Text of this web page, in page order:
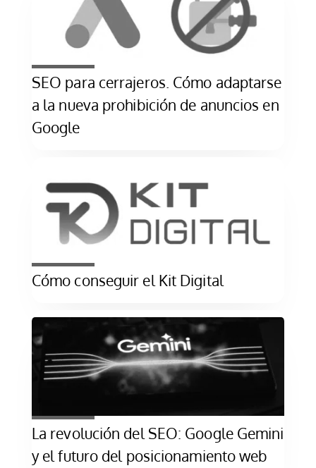
SEO para cerrajeros. Cómo adaptarse
a la nueva prohibición de anuncios en
Google
Cómo conseguir el Kit Digital
La revolución del SEO: Google Gemini
y el futuro del posicionamiento web